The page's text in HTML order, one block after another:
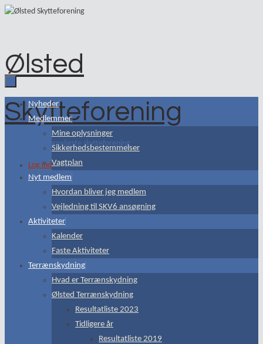
Skip
Ølsted
Skytteforening
- Danmarks hyggeligste skytteforening
Log ind
Skip
to
Nyheder
Medlemmer
Mine oplysninger
Sikkerhedsbestemmelser
Vagtplan
Nyt medlem
Hvordan bliver jeg medlem
Vejledning til SKV6 ansøgning
Aktiviteter
Kalender
Faste Aktiviteter
Terrænskydning
Hvad er Terrænskydning
Ølsted Terrænskydning
Resultatliste 2023
Tidligere år
Resultatliste 2019